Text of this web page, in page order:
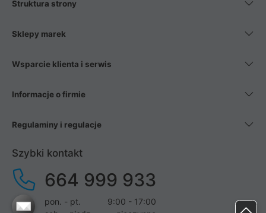
Struktura strony
Sklepy marek
Wsparcie klienta i serwis
Informacje o firmie
Regulaminy i regulacje
Szybki kontakt
664 999 933
pon. - pt.
9:00 - 17:00